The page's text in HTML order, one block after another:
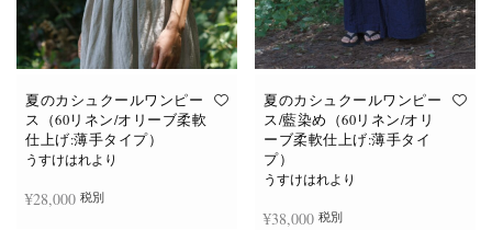
夏のカシュクールワンピー
ス（60リネン/オリーブ柔軟
仕上げ:薄手タイプ）
うすけはれより
¥28,000 税別
夏のカシュクールワンピー
ス/藍染め（60リネン/オリ
ーブ柔軟仕上げ:薄手タイ
プ）
うすけはれより
¥38,000 税別